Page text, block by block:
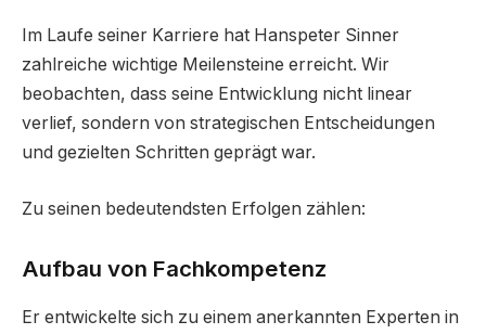
Im Laufe seiner Karriere hat Hanspeter Sinner
zahlreiche wichtige Meilensteine erreicht. Wir
beobachten, dass seine Entwicklung nicht linear
verlief, sondern von strategischen Entscheidungen
und gezielten Schritten geprägt war.
Zu seinen bedeutendsten Erfolgen zählen:
Aufbau von Fachkompetenz
Er entwickelte sich zu einem anerkannten Experten in